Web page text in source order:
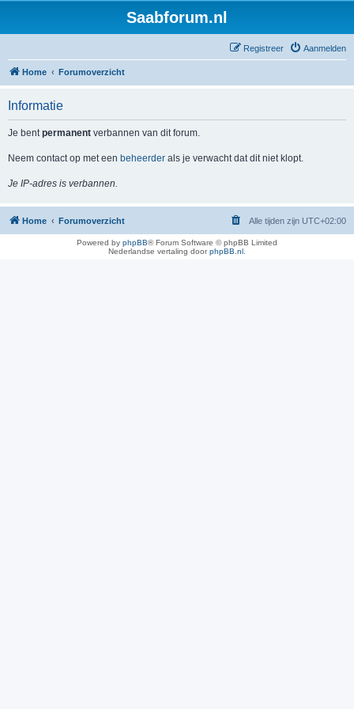
Saabforum.nl
Aanmelden
Registreer
Home Forumoverzicht
Informatie
Je bentpermanent verbannen van dit forum.
Neem contact op met een beheerder als je verwacht dat dit niet klopt.
Je IP-adres is verbannen.
Home Forumoverzicht Alle tijden zijn UTC+02:00
Powered by phpBB® Forum Software © phpBB Limited
Nederlandse vertaling doorphpBB.nl